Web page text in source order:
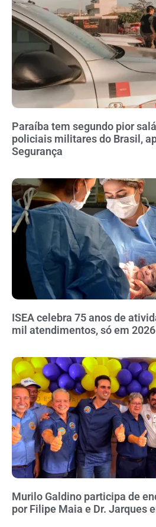
Paraíba tem segundo pior
policiais militares do Brasil,
Segurança
ISEA celebra 75 anos de
mil atendimentos, só em 2026
Murilo Galdino participa de
por Filipe Maia e Dr. Jarques